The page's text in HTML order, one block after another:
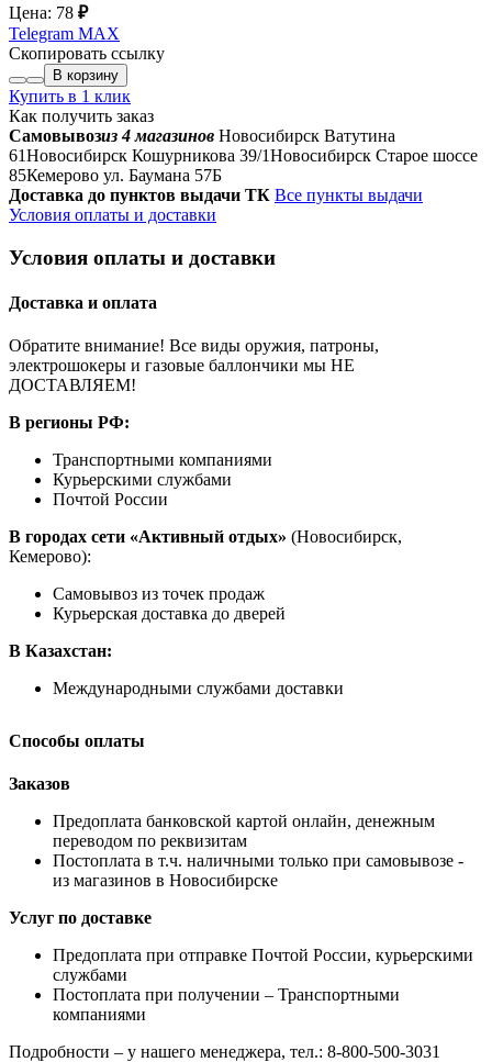
Цена: 78 ₽
Telegram MAX
Скопировать ссылку
В корзину
Купить в 1 клик
Как получить заказ
Самовывозиз 4 магазинов Новосибирск Ватутина
61Новосибирск Кошурникова 39/1Новосибирск Старое шоссе
85Кемерово ул. Баумана 57Б
Доставка до пунктов выдачи ТК Все пункты выдачи
Условия оплаты и доставки
Условия оплаты и доставки
Доставка и оплата
Обратите внимание! Все виды оружия, патроны,
электрошокеры и газовые баллончики мы НЕ
ДОСТАВЛЯЕМ!
В регионы РФ:
Транспортными компаниями
Курьерскими службами
Почтой России
В городах сети «Активный отдых» (Новосибирск,
Кемерово):
Самовывоз из точек продаж
Курьерская доставка до дверей
В Казахстан:
Международными службами доставки
Способы оплаты
Заказов
Предоплата банковской картой онлайн, денежным
переводом по реквизитам
Постоплата в т.ч. наличными только при самовывозе -
из магазинов в Новосибирске
Услуг по доставке
Предоплата при отправке Почтой России, курьерскими
службами
Постоплата при получении – Транспортными
компаниями
Подробности – у нашего менеджера, тел.: 8-800-500-3031